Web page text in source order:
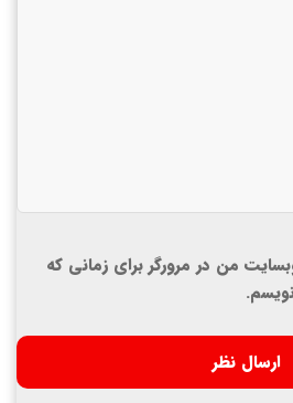
من در مرورگر برای زمانی که